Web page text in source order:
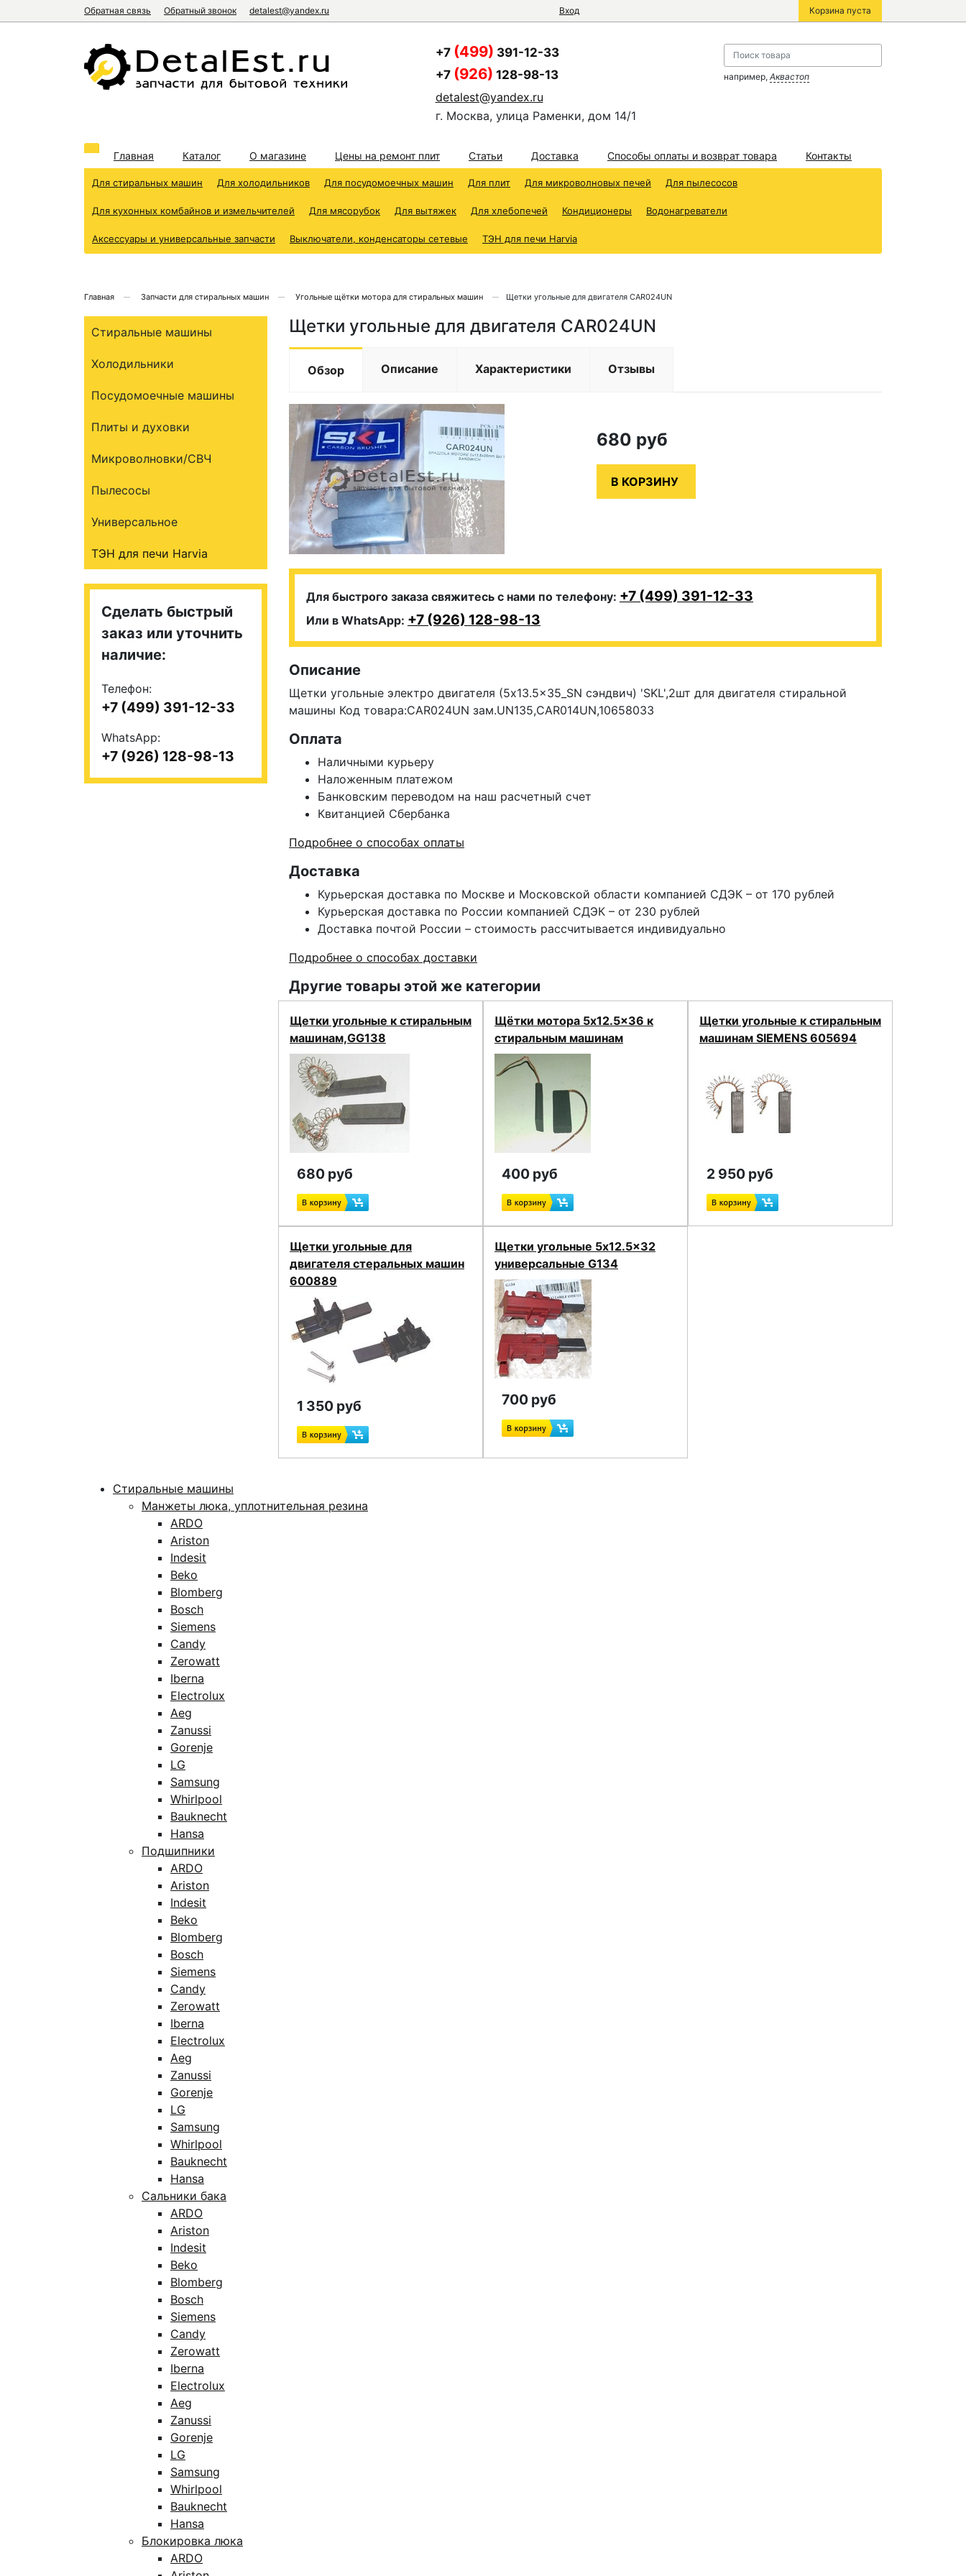
Обратная связь Обратный звонок detalest@yandex.ru Вход Корзина пуста
+7 (499) 391-12-33
+7 (926) 128-98-13
detalest@yandex.ru
г. Москва, улица Раменки, дом 14/1
например, Аквастоп
Главная Каталог О магазине Цены на ремонт плит Статьи Доставка Способы оплаты и возврат товара Контакты
Для стиральных машин Для холодильников Для посудомоечных машин Для плит Для микроволновых печей Для пылесосов
Для кухонных комбайнов и измельчителей Для мясорубок Для вытяжек Для хлебопечей Кондиционеры Водонагреватели
Аксессуары и универсальные запчасти Выключатели, конденсаторы сетевые ТЭН для печи Harvia
Главная Запчасти для стиральных машин Угольные щётки мотора для стиральных машин Щетки угольные для двигателя CAR024UN
Щетки угольные для двигателя CAR024UN
Обзор Описание Характеристики Отзывы
680 руб
Для быстрого заказа свяжитесь с нами по телефону: +7 (499) 391-12-33
Или в WhatsApp: +7 (926) 128-98-13
Описание
Щетки угольные электро двигателя (5x13.5x35_SN сэндвич) 'SKL',2шт для двигателя стиральной
машины Код товара:CAR024UN зам.UN135,CAR014UN,10658033
Оплата
Наличными курьеру
Наложенным платежом
Банковским переводом на наш расчетный счет
Квитанцией Сбербанка
Подробнее о способах оплаты
Доставка
Курьерская доставка по Москве и Московской области компанией СДЭК – от 170 рублей
Курьерская доставка по России компанией СДЭК – от 230 рублей
Доставка почтой России – стоимость рассчитывается индивидуально
Подробнее о способах доставки
Другие товары этой же категории
Щетки угольные к стиральным
машинам,GG138
680 руб
Щётки мотора 5x12.5x36 к
стиральным машинам
400 руб
Щетки угольные к стиральным
машинам SIEMENS 605694
2 950 руб
Щетки угольные для
двигателя стеральных машин
600889
1 350 руб
Щетки угольные 5x12.5x32
универсальные G134
700 руб
Стиральные машины
Холодильники
Посудомоечные машины
Плиты и духовки
Микроволновки/СВЧ
Пылесосы
Универсальное
ТЭН для печи Harvia
Сделать быстрый
заказ или уточнить
наличие:
Телефон:
+7 (499) 391-12-33
WhatsApp:
+7 (926) 128-98-13
Стиральные машины
Манжеты люка, уплотнительная резина
ARDO
Ariston
Indesit
Beko
Blomberg
Bosch
Siemens
Candy
Zerowatt
Iberna
Electrolux
Aeg
Zanussi
Gorenje
LG
Samsung
Whirlpool
Bauknecht
Hansa
Подшипники
ARDO
Ariston
Indesit
Beko
Blomberg
Bosch
Siemens
Candy
Zerowatt
Iberna
Electrolux
Aeg
Zanussi
Gorenje
LG
Samsung
Whirlpool
Bauknecht
Hansa
Сальники бака
ARDO
Ariston
Indesit
Beko
Blomberg
Bosch
Siemens
Candy
Zerowatt
Iberna
Electrolux
Aeg
Zanussi
Gorenje
LG
Samsung
Whirlpool
Bauknecht
Hansa
Блокировка люка
ARDO